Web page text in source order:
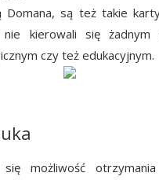
Domana, są też takie
kierowali się żadnym
czy też edukacyjnym.
się możliwość